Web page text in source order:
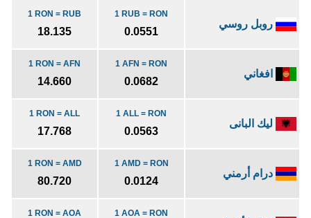
روبل روسي
1 RUB = RON
0.0551
1 RON = RUB
18.135
افغاني
1 AFN = RON
0.0682
1 RON = AFN
14.660
ليك البانى
1 ALL = RON
0.0563
1 RON = ALL
17.768
درام أرمني
1 AMD = RON
0.0124
1 RON = AMD
80.720
1 AOA = RON
1 RON = AOA